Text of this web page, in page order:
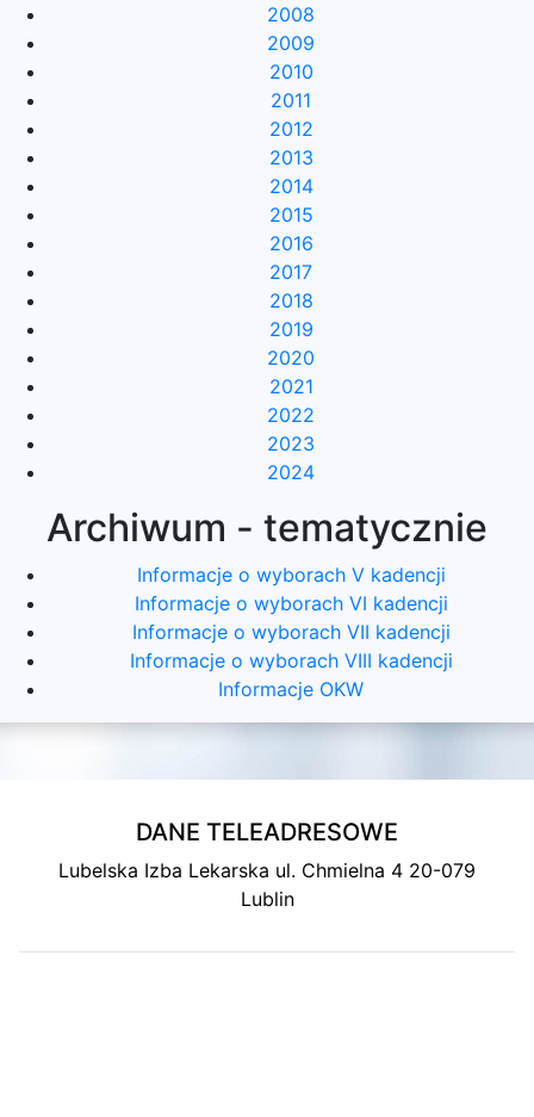
2008
2009
2010
2011
2012
2013
2014
2015
2016
2017
2018
2019
2020
2021
2022
2023
2024
Archiwum - tematycznie
Informacje o wyborach V kadencji
Informacje o wyborach VI kadencji
Informacje o wyborach VII kadencji
Informacje o wyborach VIII kadencji
Informacje OKW
DANE TELEADRESOWE
Lubelska Izba Lekarska ul. Chmielna 4 20-079
Lublin